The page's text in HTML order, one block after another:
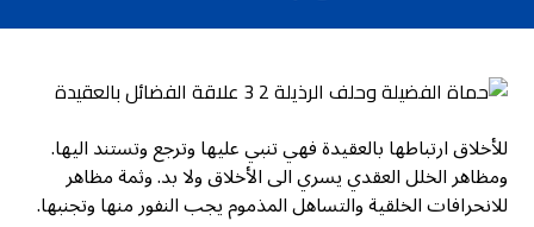
للأخلاق ارتباطها بالعقيدة فهي تنبي عليها وترجع وتستند اليها.
ومظاهر الخلل العقدي يسري الى الأخلاق ولا بد. وثمة مظاهر
للانحرافات الخلقية والتساهل المذموم يجب النفور منها وتجنبها.